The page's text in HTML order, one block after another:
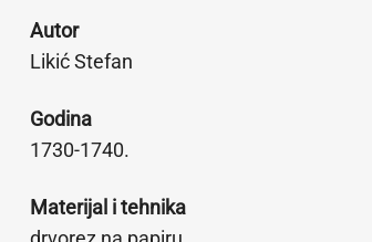
Autor
Likić Stefan
Godina
1730-1740.
Materijal i tehnika